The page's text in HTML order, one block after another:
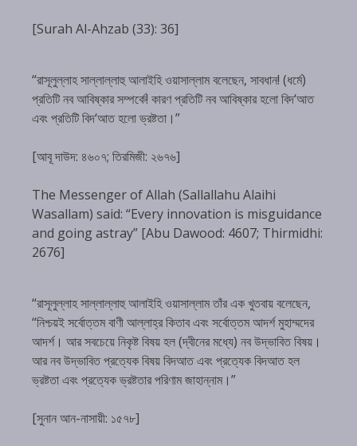
[Surah Al-Ahzab (33): 36]
“রাসূলুল্লাহ সাল্লাল্লাহু আলাইহি ওয়াসাল্লাম বলেছেন, সাবধান! (ধর্মে)
প্রতিটি নব আবিষ্কার সম্পর্কে! কারণ প্রতিটি নব আবিষ্কার হলো বিদ‘আত
এবং প্রতিটি বিদ‘আত হলো ভ্রষ্টতা।”
[আবূ দাউদ: ৪৬০৭; তিরমিজী: ২৬৭৬]
The Messenger of Allah (Sallallahu Alaihi
Wasallam) said: “Every innovation is misguidance
and going astray” [Abu Dawood: 4607; Thirmidhi:
2676]
“রাসূলুল্লাহ সাল্লাল্লাহু আলাইহি ওয়াসাল্লাম তাঁর এক খুতবায় বলেছেন,
“নিশ্চয়ই সর্বোত্তম বাণী আল্লাহ্‌র কিতাব এবং সর্বোত্তম আদর্শ মুহাম্মদের
আদর্শ। আর সবচেয়ে নিকৃষ্ট বিষয় হল (দ্বীনের মধ্যে) নব উদ্ভাবিত বিষয়।
আর নব উদ্ভাবিত প্রত্যেক বিষয় বিদআত এবং প্রত্যেক বিদআত হল
ভ্রষ্টতা এবং প্রত্যেক ভ্রষ্টতার পরিণাম জাহান্নাম।”
[সুনান আন-নাসায়ী: ১৫৭৮]